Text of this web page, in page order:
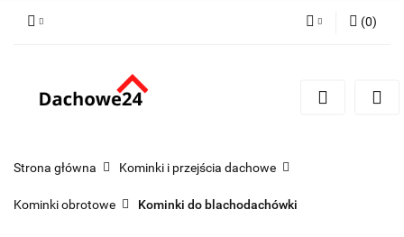
Zarejestruj się
(0)
Strona główna Kominki i przejścia dachowe
Kominki obrotowe Kominki do blachodachówki